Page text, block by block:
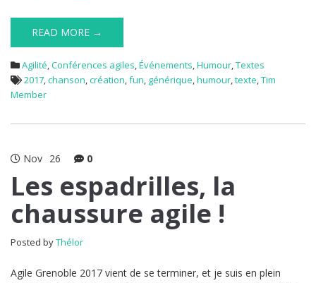
READ MORE →
Agilité,Conférences agiles,Événements,Humour,Textes
2017,chanson,création,fun, générique,humour,texte,Tim
Member
Nov 26 0
Les espadrilles, la
chaussure agile !
Posted byThélor
Agile Grenoble 2017 vient de se terminer, et je suis en plein